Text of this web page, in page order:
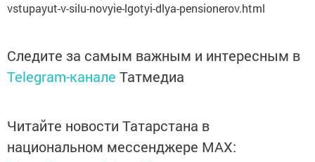
vstupayut-v-silu-novyie-lgotyi-dlya-pensionerov.html
Следите за самым важным и интересным в
Telegram-канале Татмедиа
Читайте новости Татарстана в
национальном мессенджере MАХ: